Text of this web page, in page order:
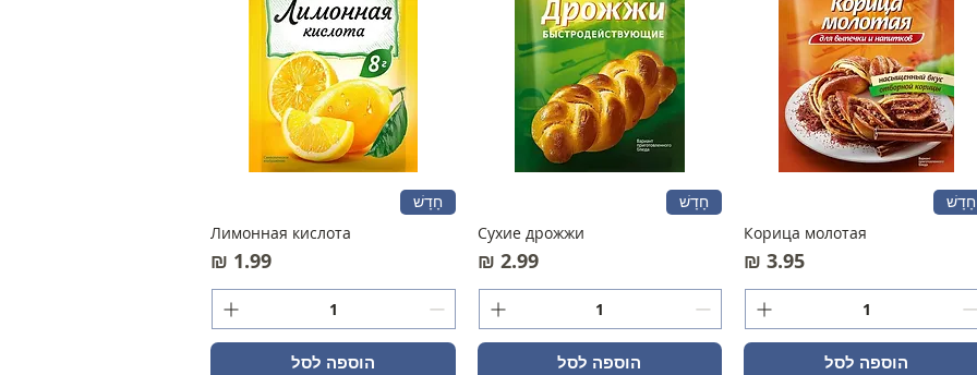
חָדָשׁ
Корица молотая
מחיר
הוספה לסל
חָדָשׁ
Сухие дрожжи
מחיר‏2.99 ‏₪
הוספה לסל
חָדָשׁ
Лимонная кислота
מחיר
הוספה לסל